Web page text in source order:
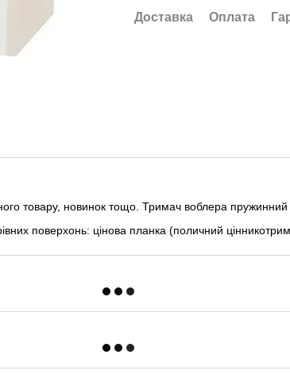
Доставка Оплата
товару, новинок тощо. Тримач воблера пружинний
поверхонь: цінова планка (поличний